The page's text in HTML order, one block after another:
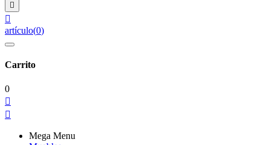


artículo(0)
Carrito
0


Mega Menu